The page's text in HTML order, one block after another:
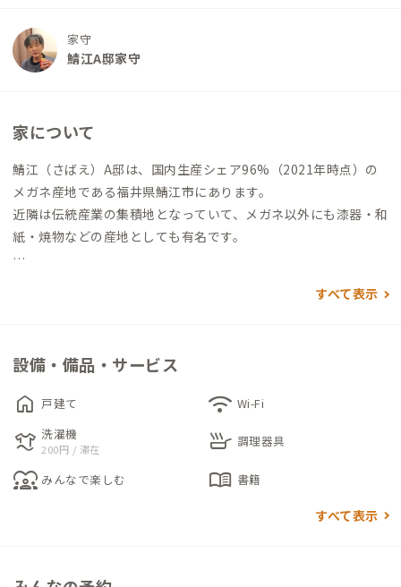
家守
鯖江A邸家守
家について
鯖江（さばえ）A邸は、国内生産シェア96%（2021年時点）の
メガネ産地である福井県鯖江市にあります。
近隣は伝統産業の集積地となっていて、メガネ以外にも漆器・和
紙・焼物などの産地としても有名です。
であったため、内部は入り組んでいて特殊な造りになっていま
現在ではイベント会場やギャラリー、コワーキングスペースと
しても使われています。
ギャラリーでは、越前漆器、越前和紙、メガネ等の展示・紹介
がされていて、福井県丹南地域の伝統的産業について深く知るこ
とができます。
の個室で、同伴者との利用にもぴったりです。人数やお好みでお
すべて表示
設備・備品・サービス
home 戸建て wifi Wi-Fi
laundry 洗濯機
200円 / 滞在 skillet 調理器具
diversity_1 みんなで楽しむ menu_book 書籍
すべて表示